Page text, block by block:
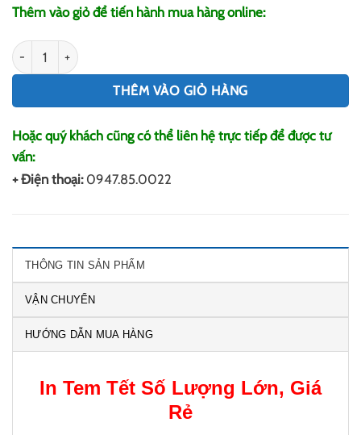
Thêm vào giỏ để tiến hành mua hàng online:
In Tem Tết Giá Rẻ số lượng
THÊM VÀO GIỎ HÀNG
Hoặc quý khách cũng có thể liên hệ trực tiếp để được tư
vấn:
+ Điện thoại: 0947.85.0022
THÔNG TIN SẢN PHẨM
VẬN CHUYỂN
HƯỚNG DẪN MUA HÀNG
In Tem Tết Số Lượng Lớn, Giá
Rẻ